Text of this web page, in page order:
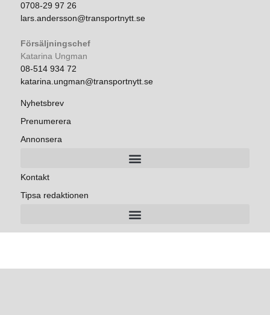
0708-29 97 26
lars.andersson@transportnytt.se
Försäljningschef
Katarina Ungman
08-514 934 72
katarina.ungman@transportnytt.se
Nyhetsbrev
Prenumerera
Annonsera
Kontakt
Tipsa redaktionen